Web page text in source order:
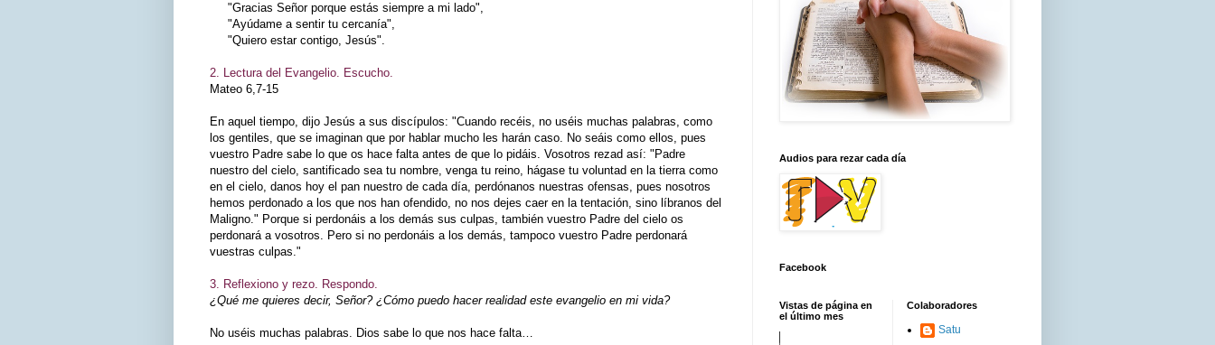
"Gracias Señor porque estás siempre a mi lado",
"Ayúdame a sentir tu cercanía",
"Quiero estar contigo, Jesús".
2. Lectura del Evangelio. Escucho.
Mateo 6,7-15
En aquel tiempo, dijo Jesús a sus discípulos: "Cuando recéis, no uséis muchas palabras, como
los gentiles, que se imaginan que por hablar mucho les harán caso. No seáis como ellos, pues
vuestro Padre sabe lo que os hace falta antes de que lo pidáis. Vosotros rezad así: "Padre
nuestro del cielo, santificado sea tu nombre, venga tu reino, hágase tu voluntad en la tierra como
en el cielo, danos hoy el pan nuestro de cada día, perdónanos nuestras ofensas, pues nosotros
hemos perdonado a los que nos han ofendido, no nos dejes caer en la tentación, sino líbranos del
Maligno." Porque si perdonáis a los demás sus culpas, también vuestro Padre del cielo os
perdonará a vosotros. Pero si no perdonáis a los demás, tampoco vuestro Padre perdonará
vuestras culpas."
3. Reflexiono y rezo. Respondo.
¿Qué me quieres decir, Señor? ¿Cómo puedo hacer realidad este evangelio en mi vida?
No uséis muchas palabras. Dios sabe lo que nos hace falta…
Audios para rezar cada día
Facebook
Vistas de página en
el último mes
Colaboradores
Satu